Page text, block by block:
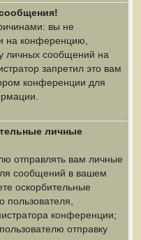
вы не
на конференцию,
личных сообщений на
запретил это вам
конференции для
личные
отправлять вам личные
сообщений в вашем
оскорбительные
пользователя,
конференции;
отправку